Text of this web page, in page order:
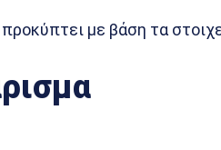
με βάση τα